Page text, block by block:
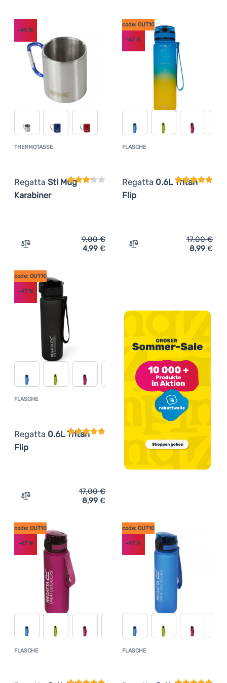
THERMOTASSE
Regatta Stl Mug
Karabiner
Kundenbewertung
-45 %
Zum Vergleich 'Thermotasse Regatta Stl Mug Karabiner'
9,00€
4,99 €
FLASCHE
Regatta 0.6L Tritan
Flip
code: OUT10
-47 %
Zum Vergleich 'Flasche
17,00€
8,99 €
FLASCHE
Regatta 0.6L Tritan
Flip
code: OUT10
-47%
Zum Vergleich 'Flasche Regatta 0.6L Tritan Flip'
17,00€
8,99 €
FLASCHE Kundenbewertung
code: OUT10
-47%
FLASCHE
code: OUT10
-47 %